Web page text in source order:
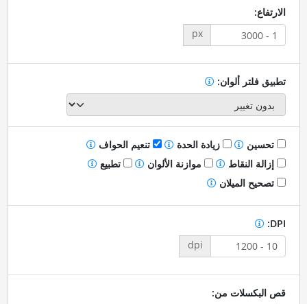
الارتفاع:
px
تطبيق فلتر ألوان:
تحسين زيادة الحدة
تنعيم الحواف
إزالة النقاط
موازنة الألوان
تطبيع
تصحيح الميلان
DPI:
dpi
قص البكسلات من: